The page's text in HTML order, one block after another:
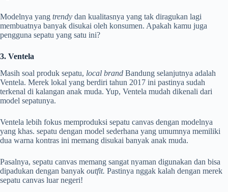
Modelnya yang trendy dan kualitasnya yang tak diragukan lagi
membuatnya banyak disukai oleh konsumen. Apakah kamu juga
pengguna sepatu yang satu ini?
3. Ventela
Masih soal produk sepatu, local brand Bandung selanjutnya adalah
Ventela. Merek lokal yang berdiri tahun 2017 ini pastinya sudah
terkenal di kalangan anak muda. Yup, Ventela mudah dikenali dari
model sepatunya.
Ventela lebih fokus memproduksi sepatu canvas dengan modelnya
yang khas. sepatu dengan model sederhana yang umumnya memiliki
dua warna kontras ini memang disukai banyak anak muda.
Pasalnya, sepatu canvas memang sangat nyaman digunakan dan bisa
dipadukan dengan banyak outfit. Pastinya nggak kalah dengan merek
sepatu canvas luar negeri!